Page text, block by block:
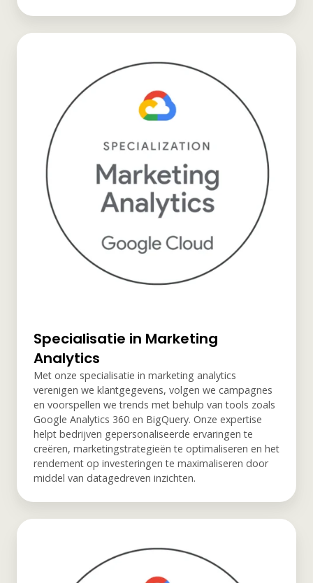
Specialisatie in Marketing
Analytics
Met onze specialisatie in marketing analytics
verenigen we klantgegevens, volgen we campagnes
en voorspellen we trends met behulp van tools zoals
Google Analytics 360 en BigQuery. Onze expertise
helpt bedrijven gepersonaliseerde ervaringen te
creëren, marketingstrategieën te optimaliseren en het
rendement op investeringen te maximaliseren door
middel van datagedreven inzichten.